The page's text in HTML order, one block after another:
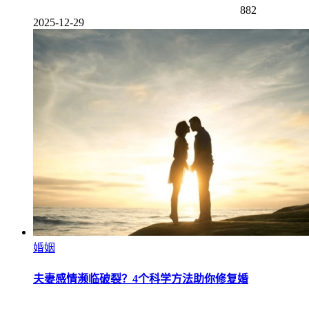
882
2025-12-29
婚姻
夫妻感情濒临破裂？4个科学方法助你修复婚